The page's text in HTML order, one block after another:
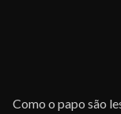
Como o papo são